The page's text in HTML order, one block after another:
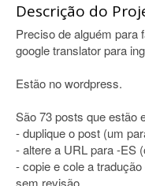
Descrição do
Preciso de alguém para
google translator para
Estão no wordpress.
São 73 posts que estão
- duplique o post (um
- altere a URL para -ES
- copie e cole a
sem revisão